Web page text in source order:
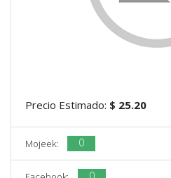
Precio Estimado: $ 25.20
Mojeek: 0